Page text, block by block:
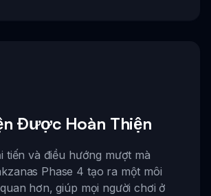
Được Hoàn Thiện
tiến và điều hướng mượt mà
Phase 4 tạo ra một môi
hơn, giúp mọi người chơi ở